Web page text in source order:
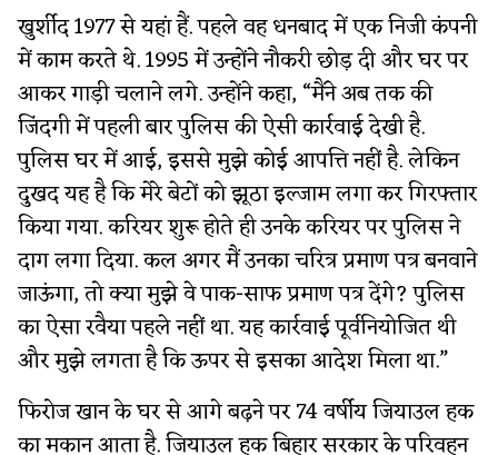
खुर्शीद 1977 से यहां हैं. पहले वह धनबाद में एक निजी कंपनी
में काम करते थे. 1995 में उन्होंने नौकरी छोड़ दी और घर पर
आकर गाड़ी चलाने लगे. उन्होंने कहा, “मैंने अब तक की
जिंदगी में पहली बार पुलिस की ऐसी कार्रवाई देखी है.
पुलिस घर में आई, इससे मुझे कोई आपत्ति नहीं है. लेकिन
दुखद यह है कि मेरे बेटों को झूठा इल्जाम लगा कर गिरफ्तार
किया गया. करियर शुरू होते ही उनके करियर पर पुलिस ने
दाग लगा दिया. कल अगर मैं उनका चरित्र प्रमाण पत्र बनवाने
जाऊंगा, तो क्या मुझे वे पाक-साफ प्रमाण पत्र देंगे? पुलिस
का ऐसा रवैया पहले नहीं था. यह कार्रवाई पूर्वनियोजित थी
और मुझे लगता है कि ऊपर से इसका आदेश मिला था.”
फिरोज खान के घर से आगे बढ़ने पर 74 वर्षीय जियाउल हक
का मकान आता है. जियाउल हक बिहार सरकार के परिवहन